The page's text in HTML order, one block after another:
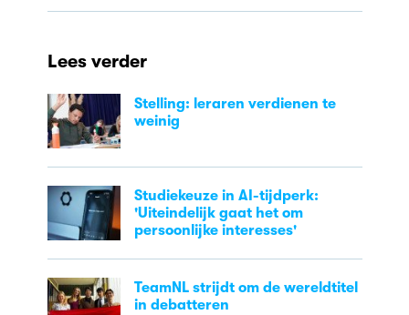
Lees verder
Stelling: leraren verdienen te
weinig
Studiekeuze in AI-tijdperk:
'Uiteindelijk gaat het om
persoonlijke interesses'
TeamNL strijdt om de wereldtitel
in debatteren